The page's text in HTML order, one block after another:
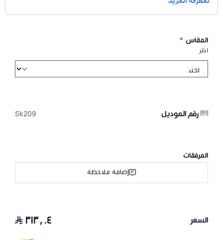
المقاس *
اختر
رقم الموديل Sk209
المرفقات
إضافة ملاحظة
السعر ٣١٣٫٠٤